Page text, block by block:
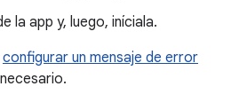
la app y, luego, iníciala.
configurar un mensaje de error